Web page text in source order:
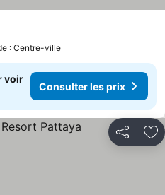
: Centre-ville
voir
Consulter les prix
Partager